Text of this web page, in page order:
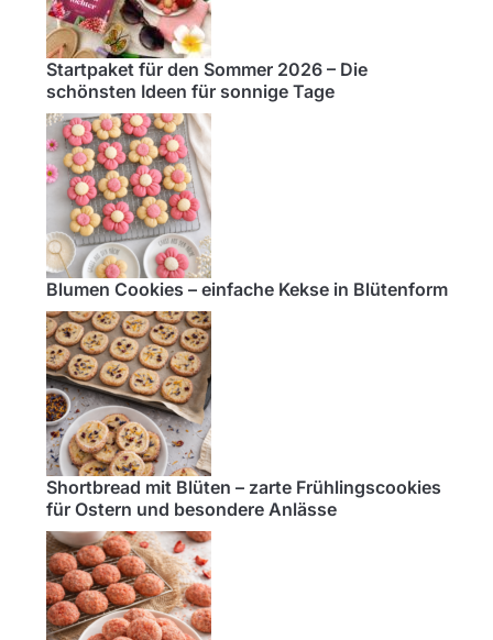
Startpaket für den Sommer 2026 – Die
schönsten Ideen für sonnige Tage
Blumen Cookies – einfache Kekse in Blütenform
Shortbread mit Blüten – zarte Frühlingscookies
für Ostern und besondere Anlässe